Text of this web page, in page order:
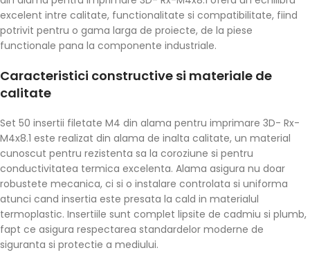
excelent intre calitate, functionalitate si compatibilitate, fiind
potrivit pentru o gama larga de proiecte, de la piese
functionale pana la componente industriale.
Caracteristici constructive si materiale de
calitate
Set 50 insertii filetate M4 din alama pentru imprimare 3D- Rx-
M4x8.1 este realizat din alama de inalta calitate, un material
cunoscut pentru rezistenta sa la coroziune si pentru
conductivitatea termica excelenta. Alama asigura nu doar
robustete mecanica, ci si o instalare controlata si uniforma
atunci cand insertia este presata la cald in materialul
termoplastic. Insertiile sunt complet lipsite de cadmiu si plumb,
fapt ce asigura respectarea standardelor moderne de
siguranta si protectie a mediului.